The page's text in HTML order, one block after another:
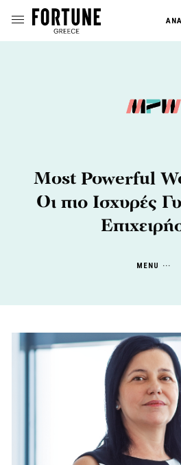
Most Powerful
Οι πιο Ισχυρές